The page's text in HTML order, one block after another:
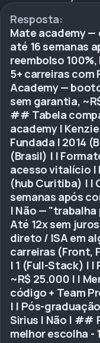
Resposta:
Mate academy —
até 16 semanas
reembolso
5+ carreiras com
Academy —
sem garantia,
## Tabela
academy |
Fundada | 2014
(Brasil) | |
acesso vitalício |
(hub Curitiba) | |
semanas após
| Não —
Até 12x sem
direto / ISA em
carreiras (Front,
| 1 (Full-Stack) | |
~R$ 25.000 | |
código + Team
| | Pós-
Sirius | Não | ##
melhor escolha -